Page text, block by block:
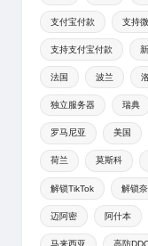
支付宝付款 支持
支持支付宝付款
法国 波兰
独立服务器 瑞典
罗马尼亚 美国
荷兰 莫斯科
解锁TikTok 解锁
迈阿密 阿什本
马来西亚 高防